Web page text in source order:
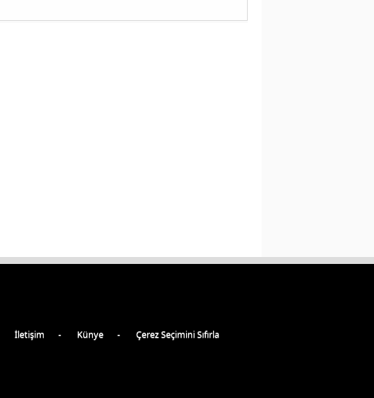
İletişim Künye Çerez Seçimini Sıfırla